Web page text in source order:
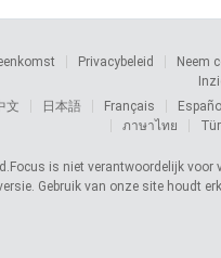
Privacybeleid Neem
文 日本語 Français Español
ภาษาไทย
is niet verantwoordelijk
Gebruik van onze site houdt